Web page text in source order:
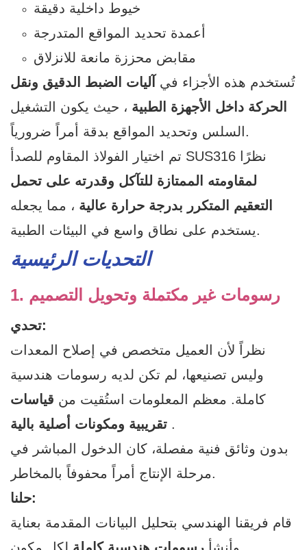
خيوط داخلية دقيقة
أعمدة تحديد المواقع المتدرجة
مقابض محززة مانعة للانزلاق
تُستخدم هذه الأجزاء في
آليات الضبط الدقيق ونقل
الحركة داخل الأجهزة الطبية ، حيث يكون التشغيل
السلس وتحديد المواقع بدقة أمراً ضرورياً.
تم اختيار الفولاذ المقاوم للصدأ SUS316 نظرًا
لمقاومته الممتازة للتآكل وقدرته على تحمل
التعقيم المتكرر بدرجة حرارة عالية ، مما يجعله
يستخدم على نطاق واسع في البيئات الطبية.
التحديات الرئيسية
1. رسومات غير مكتملة وتحويل التصميم
تحدي:
نظراً لأن العميل متخصص في إصلاح المعدات
وليس تصنيعها، لم تكن لديه رسومات هندسية
كاملة. معظم المعلومات استُقيت من قياسات
تقريبية ومكونات أصلية بالية .
بدون وثائق فنية مفصلة، ​​كان الدخول المباشر في
مرحلة الإنتاج أمراً محفوفاً بالمخاطر.
حلنا:
قام فريقنا الهندسي بتحليل البيانات المقدمة بعناية